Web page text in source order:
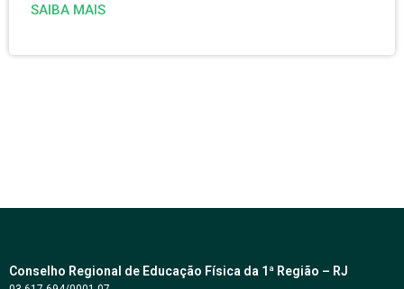
SAIBA MAIS
Conselho Regional de Educação Física da 1ª Região – RJ